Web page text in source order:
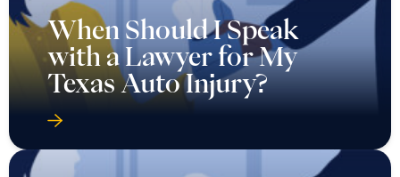
When Should I Speak
with a Lawyer for My
Texas Auto Injury?